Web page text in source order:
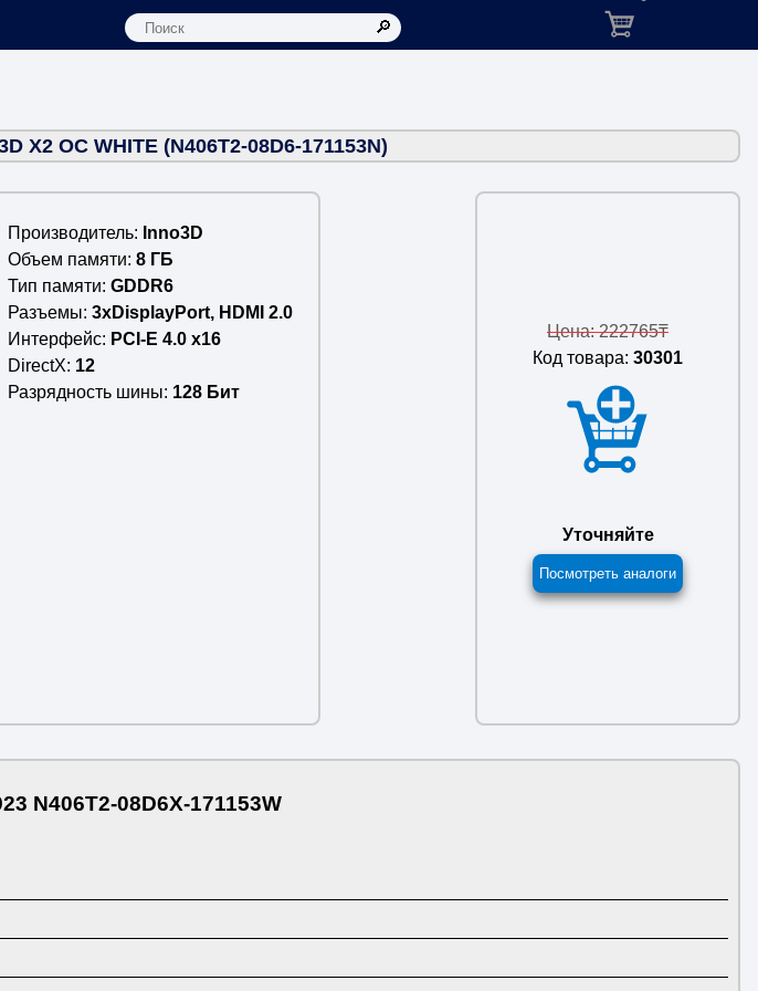
Корзина: товаров в
X2 OC WHITE (N406T2-08D6-171153N)
Производитель
Inno3D
Объем памяти 8 ГБ
Тип памяти GDDR6
Разъемы 3xDisplayPort, HDMI 2.0
Интерфейс
PCI-E 4.0 x16
DirectX 12
Разрядность шины 128 Бит
Цена: 222765₸
Код товара: 30301
Уточняйте
Посмотреть аналоги
N406T2-08D6X-171153W